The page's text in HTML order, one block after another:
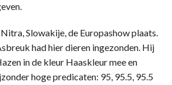
Slowakije, de Europashow plaats.
had hier dieren ingezonden. Hij
in de kleur Haaskleur mee en
hoge predicaten: 95, 95.5, 95.5